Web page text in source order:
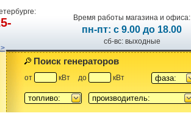
Время работы магазина и офиса:
пн-пт: с 9.00 до 18.00
сб-вс: выходные
Поиск генераторов
от кВт до кВт фаза:
топливо: производитель: